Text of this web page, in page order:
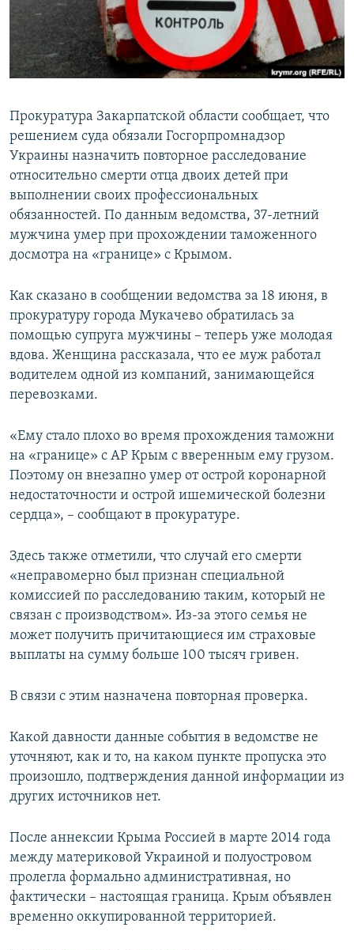
ПОБЕДИТЕЛЕЙ НЕ СУДЯТ?
КРЫМ.НЕПОКОРЕННЫЙ
ELIFBE
ПРИСОЕДИНЯЙТЕСЬ!
Все сайты RFE/RL
Прокуратура Закарпатской области сообщает, что
решением суда обязали Госгорпромнадзор
Украины назначить повторное расследование
относительно смерти отца двоих детей при
выполнении своих профессиональных
обязанностей. По данным ведомства, 37-летний
мужчина умер при прохождении таможенного
досмотра на «границе» с Крымом.
Как сказано в сообщении ведомства за 18 июня, в
прокуратуру города Мукачево обратилась за
помощью супруга мужчины – теперь уже молодая
вдова. Женщина рассказала, что ее муж работал
водителем одной из компаний, занимающейся
перевозками.
«Ему стало плохо во время прохождения таможни
на «границе» с АР Крым с вверенным ему грузом.
Поэтому он внезапно умер от острой коронарной
недостаточности и острой ишемической болезни
сердца», – сообщают в прокуратуре.
Здесь также отметили, что случай его смерти
«неправомерно был признан специальной
комиссией по расследованию таким, который не
связан с производством». Из-за этого семья не
может получить причитающиеся им страховые
выплаты на сумму больше 100 тысяч гривен.
В связи с этим назначена повторная проверка.
Какой давности данные события в ведомстве не
уточняют, как и то, на каком пункте пропуска это
произошло, подтверждения данной информации из
других источников нет.
После аннексии Крыма Россией в марте 2014 года
между материковой Украиной и полуостровом
пролегла формально административная, но
фактически – настоящая граница. Крым объявлен
временно оккупированной территорией.